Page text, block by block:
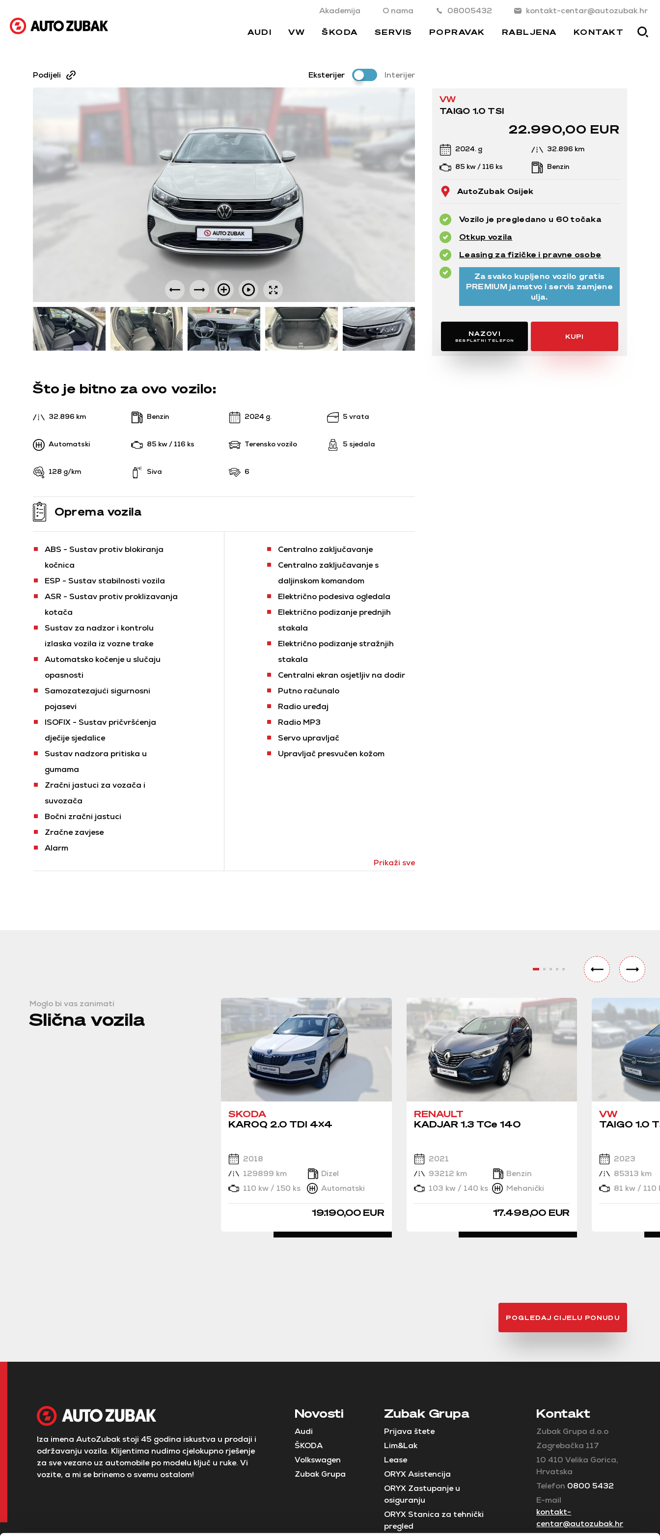
Akademija O nama 08005432 kontakt-centar@autozubak.hr
AUDI VW ŠKODA SERVIS POPRAVAK RABLJENA KONTAKT
Podijeli Eksterijer Interijer
VW
TAIGO 1.0 TSI
22.990,00 EUR
2024. g
32.896 km
85 kw / 116 ks
Benzin
AutoZubak Osijek
Vozilo je pregledano u 60 točaka
Otkup vozila
Leasing za fizičke i pravne osobe
Za svako kupljeno vozilo gratis
PREMIUM jamstvo i servis zamjene
ulja.
NAZOVI
BESPLATNI TELEFON
KUPI
Što je bitno za ovo vozilo:
32.896 km Benzin 2024 g. 5 vrata
Automatski 85 kw / 116 ks Terensko vozilo 5 sjedala
128 g/km Siva 6
Oprema vozila
ABS - Sustav protiv blokiranja
kočnica
ESP - Sustav stabilnosti vozila
ASR - Sustav protiv proklizavanja
kotača
Sustav za nadzor i kontrolu
izlaska vozila iz vozne trake
Automatsko kočenje u slučaju
opasnosti
Samozatezajući sigurnosni
pojasevi
ISOFIX - Sustav pričvršćenja
dječije sjedalice
Sustav nadzora pritiska u
gumama
Zračni jastuci za vozača i
suvozača
Bočni zračni jastuci
Zračne zavjese
Alarm
Centralno zaključavanje
Centralno zaključavanje s
daljinskom komandom
Električno podesiva ogledala
Električno podizanje prednjih
stakala
Električno podizanje stražnjih
stakala
Centralni ekran osjetljiv na dodir
Putno računalo
Radio uređaj
Radio MP3
Servo upravljač
Upravljač presvučen kožom
Prikaži sve
Moglo bi vas zanimati
Slična vozila
SKODA
KAROQ 2.0 TDI 4x4
2018
129899 km
Dizel
110 kw / 150 ks
Automatski
19.190,00 EUR
RENAULT
KADJAR 1.3 TCe 140
2021
93212 km
Benzin
103 kw / 140 ks
Mehanički
17.498,00 EUR
VW
TAIGO 1.0
2023
85313 km
81 kw / 110
POGLEDAJ CIJELU PONUDU
Iza imena AutoZubak stoji 45 godina iskustva u prodaji i
održavanju vozila. Klijentima nudimo cjelokupno rješenje
za sve vezano uz automobile po modelu ključ u ruke. Vi
vozite, a mi se brinemo o svemu ostalom!
Novosti
Audi
ŠKODA
Volkswagen
Zubak Grupa
Zubak Grupa
Prijava štete
Lim&Lak
Lease
ORYX Asistencija
ORYX Zastupanje u
osiguranju
ORYX Stanica za tehnički
pregled
Kontakt
Zubak Grupa d.o.o
Zagrebačka 117
10 410 Velika Gorica,
Hrvatska
Telefon 0800 5432
E-mail
kontakt-
centar@autozubak.hr